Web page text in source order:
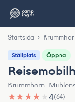
Startsida ›
Ställplats Öppna
Krummhörn ·
★ ★ ★ ★ ★4(64)